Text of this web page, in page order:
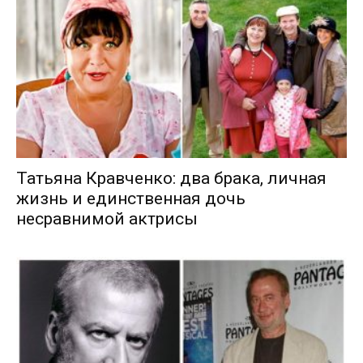
Татьяна Кравченко: два брака, личная
жизнь и единственная дочь
несравнимой актрисы